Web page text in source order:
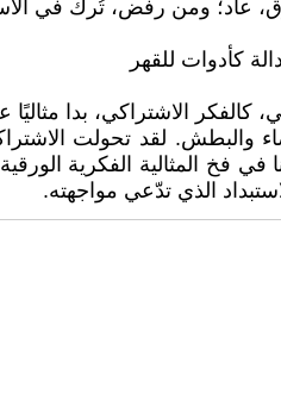
عاد؛ ومن رفض، تُرك في
كأدوات للقهر
كالفكر الاشتراكي، بدا
والبطش. لقد تحولت
في فخ المثالية الفكرية
الذي تدّعي مواجهته.